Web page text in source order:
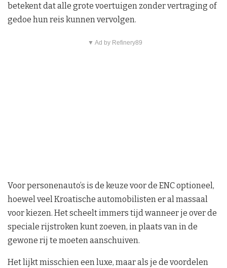
betekent dat alle grote voertuigen zonder vertraging of
gedoe hun reis kunnen vervolgen.
▼ Ad by Refinery89
Voor personenauto’s is de keuze voor de ENC optioneel,
hoewel veel Kroatische automobilisten er al massaal
voor kiezen. Het scheelt immers tijd wanneer je over de
speciale rijstroken kunt zoeven, in plaats van in de
gewone rij te moeten aanschuiven.
Het lijkt misschien een luxe, maar als je de voordelen